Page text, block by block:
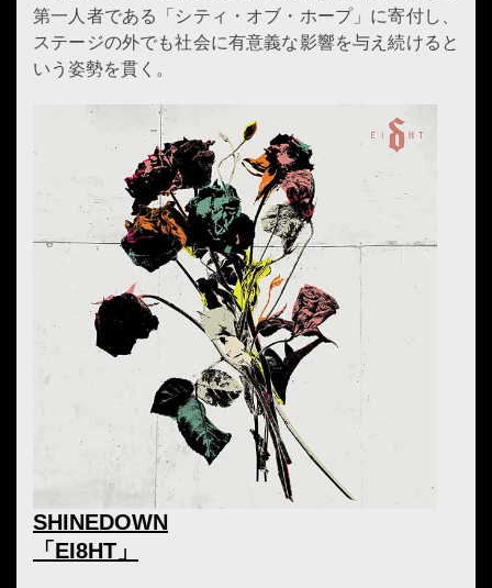
第一人者である「シティ・オブ・ホープ」に寄付し、
ステージの外でも社会に有意義な影響を与え続けると
いう姿勢を貫く。
SHINEDOWN
「EI8HT」